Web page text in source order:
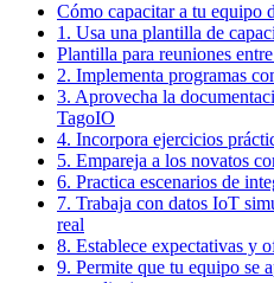
Cómo capacitar a tu equipo
1. Usa una plantilla de
Plantilla para reuniones
2. Implementa programas
3. Aprovecha la
TagoIO
4. Incorpora ejercicios
5. Empareja a los novatos
6. Practica escenarios de
7. Trabaja con datos IoT
real
8. Establece expectativas y
9. Permite que tu equipo se